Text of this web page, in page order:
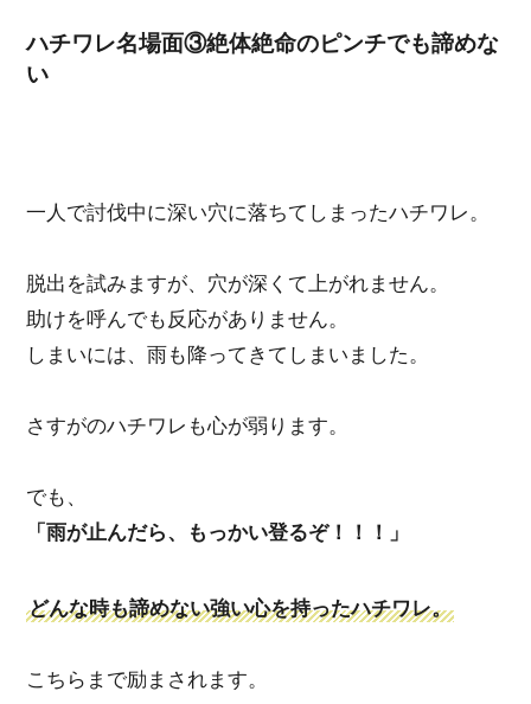
ハチワレ名場面③絶体絶命のピンチでも諦めな
い
一人で討伐中に深い穴に落ちてしまったハチワレ。
脱出を試みますが、穴が深くて上がれません。
助けを呼んでも反応がありません。
しまいには、雨も降ってきてしまいました。
さすがのハチワレも心が弱ります。
でも、
「雨が止んだら、もっかい登るぞ！！！」
どんな時も諦めない強い心を持ったハチワレ。
こちらまで励まされます。